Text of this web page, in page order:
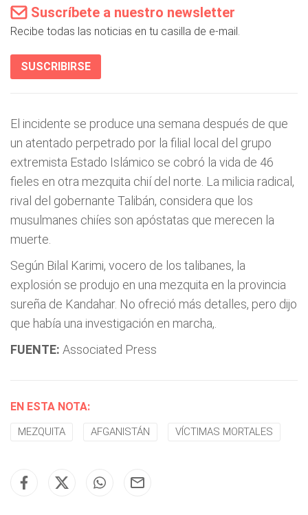
Suscríbete a nuestro newsletter
Recibe todas las noticias en tu casilla de e-mail.
SUSCRIBIRSE
El incidente se produce una semana después de que
un atentado perpetrado por la filial local del grupo
extremista Estado Islámico se cobró la vida de 46
fieles en otra mezquita chií del norte. La milicia radical,
rival del gobernante Talibán, considera que los
musulmanes chiíes son apóstatas que merecen la
muerte.
Según Bilal Karimi, vocero de los talibanes, la
explosión se produjo en una mezquita en la provincia
sureña de Kandahar. No ofreció más detalles, pero dijo
que había una investigación en marcha,.
FUENTE: Associated Press
EN ESTA NOTA:
MEZQUITA AFGANISTÁN VÍCTIMAS MORTALES